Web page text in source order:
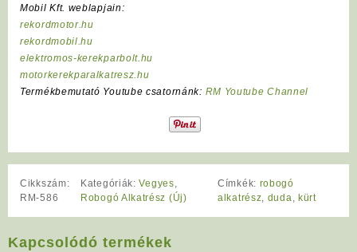
Mobil Kft. weblapjain:
rekordmotor.hu
rekordmobil.hu
elektromos-kerekparbolt.hu
motorkerekparalkatresz.hu
Termékbemutató Youtube csatornánk: RM Youtube Channel
Cikkszám:
RM-586
Kategóriák:Vegyes,
Robogó Alkatrész (Új)
Címkék: robogó
alkatrész, duda, kürt
Kapcsolódó termékek